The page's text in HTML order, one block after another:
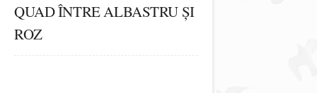
QUAD ÎNTRE ALBASTRU ȘI
ROZ